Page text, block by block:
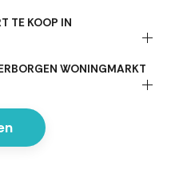
TE KOOP IN
WONINGMARKT